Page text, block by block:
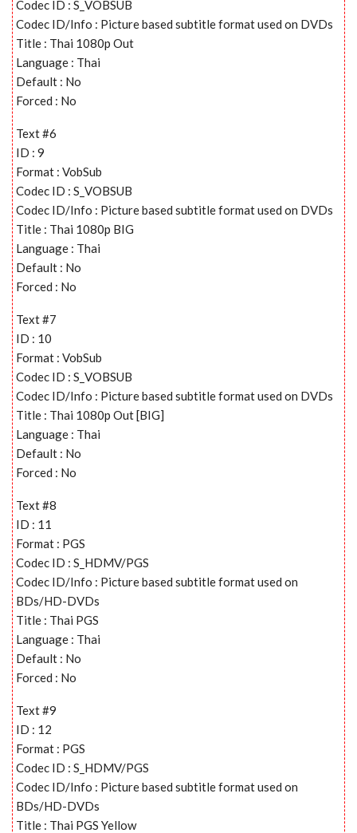
Codec ID : S_VOBSUB
Codec ID/Info : Picture based subtitle format used on DVDs
Title : Thai 1080p Out
Language : Thai
Default : No
Forced : No
Text #6
ID : 9
Format : VobSub
Codec ID : S_VOBSUB
Codec ID/Info : Picture based subtitle format used on DVDs
Title : Thai 1080p BIG
Language : Thai
Default : No
Forced : No
Text #7
ID : 10
Format : VobSub
Codec ID : S_VOBSUB
Codec ID/Info : Picture based subtitle format used on DVDs
Title : Thai 1080p Out [BIG]
Language : Thai
Default : No
Forced : No
Text #8
ID : 11
Format : PGS
Codec ID : S_HDMV/PGS
Codec ID/Info : Picture based subtitle format used on
BDs/HD-DVDs
Title : Thai PGS
Language : Thai
Default : No
Forced : No
Text #9
ID : 12
Format : PGS
Codec ID : S_HDMV/PGS
Codec ID/Info : Picture based subtitle format used on
BDs/HD-DVDs
Title : Thai PGS Yellow